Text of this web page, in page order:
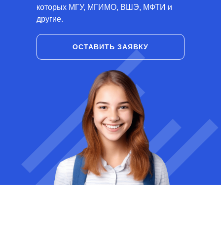
которых МГУ, МГИМО, ВШЭ, МФТИ и
другие.
ОСТАВИТЬ ЗАЯВКУ